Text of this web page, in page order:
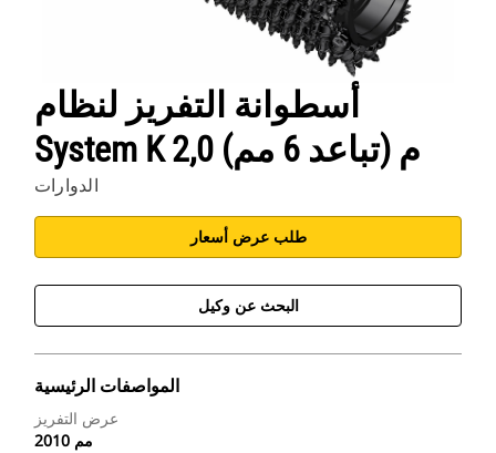
أسطوانة التفريز لنظام
System K 2,0 م (تباعد 6 مم)
الدوارات
طلب عرض أسعار
البحث عن وكيل
المواصفات الرئيسية
عرض التفريز
2010 مم